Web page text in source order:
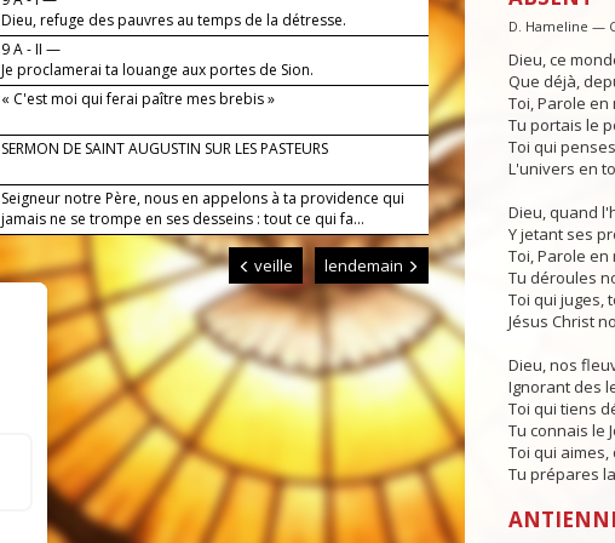
Dieu, refuge des pauvres au temps de la détresse.
9 A - II —
Je proclamerai ta louange aux portes de Sion.
« C'est moi qui ferai paître mes brebis »
SERMON DE SAINT AUGUSTIN SUR LES PASTEURS
Seigneur notre Père, nous en appelons à ta providence qui
jamais ne se trompe en ses desseins : tout ce qui fa...
veille lendemain
D. Hameline —
Dieu, ce
Que déjà,
Toi, Parole
Tu portais le
Toi qui
L'univers en
Dieu, quand
Y jetant ses
Toi, Parole
Tu déroules
Toi qui juges,
Jésus Christ
Dieu, nos
Ignorant des
Toi qui tiens
Tu connais le
Toi qui aimes,
Tu prépares